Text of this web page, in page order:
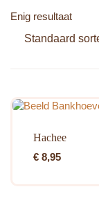
Enig resultaat
Hachee
€ 8,95